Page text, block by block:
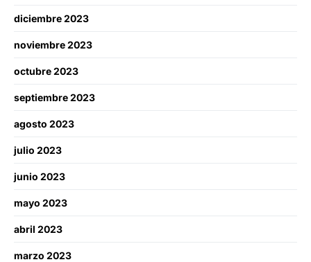
diciembre 2023
noviembre 2023
octubre 2023
septiembre 2023
agosto 2023
julio 2023
junio 2023
mayo 2023
abril 2023
marzo 2023